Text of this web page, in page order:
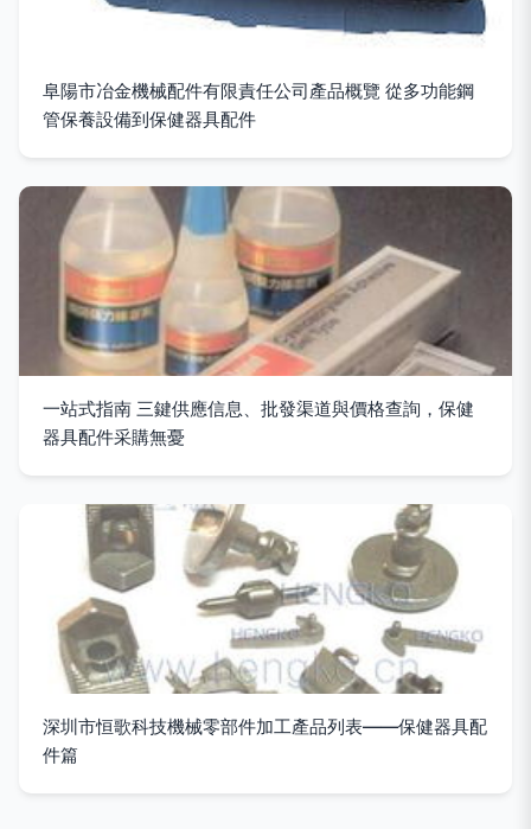
阜陽市冶金機械配件有限責任公司產品概覽 從多功能鋼
管保養設備到保健器具配件
一站式指南 三鍵供應信息、批發渠道與價格查詢，保健
器具配件采購無憂
深圳市恒歌科技機械零部件加工產品列表——保健器具配
件篇